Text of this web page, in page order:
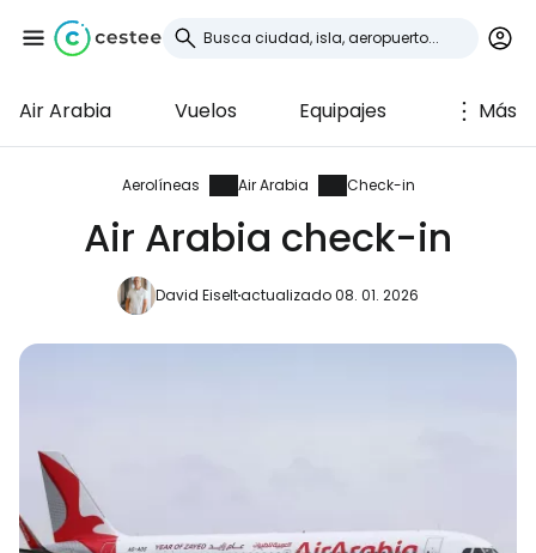
Air Arabia Vuelos Equipajes Más
Aerolíneas Air Arabia Check-in
Air Arabia check-in
David Eiseltactualizado 08. 01. 2026
Iniciar sesión en
Cestee
... la comunidad mundial de viajeros